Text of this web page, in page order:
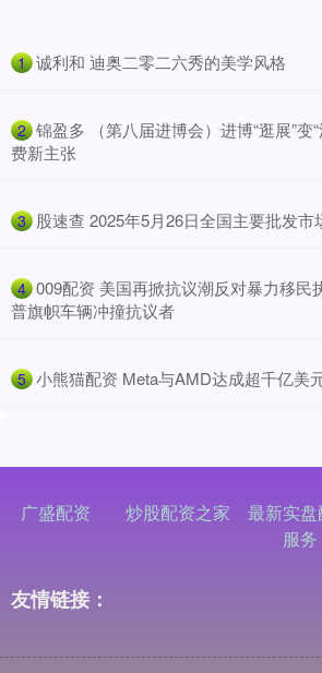
1 ​诚利和 迪奥二零二六秀的美学风格
2 锦盈多 （第八届进博会）进博“逛展”变
费新主张
3 股速查 2025年5月26日全国主要批发市
4 ​009配资 美国再掀抗议潮反对暴力移民
普旗帜车辆冲撞抗议者
5 小熊猫配资 Meta与AMD达成超千亿美
广盛配资 炒股配资之家
最新实盘
服务
友情链接：